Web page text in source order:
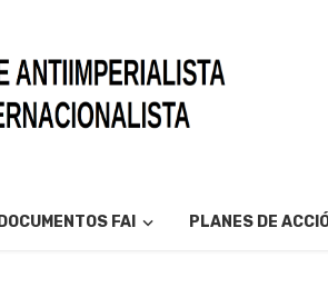
DOCUMENTOS FAI PLANES DE